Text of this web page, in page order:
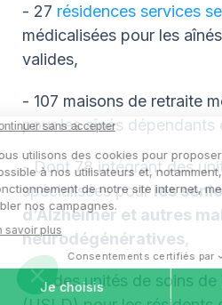
- 27 résidences services
médicalisées pour les
valides,
- 107 maisons de retraite
pour les aînés dépendants
- Dont 78 intégrant des
spécialisées pourles
d’Alzheimer et autres
neurodégénératives,
- Et des unités de soins